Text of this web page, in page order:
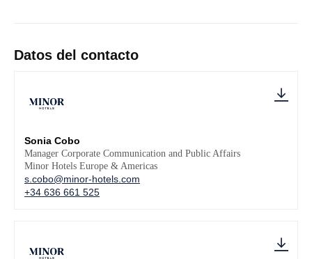
Datos del contacto
Sonia Cobo
Manager Corporate Communication and Public Affairs
Minor Hotels Europe & Americas
s.cobo@minor-hotels.com
+34 636 661 525